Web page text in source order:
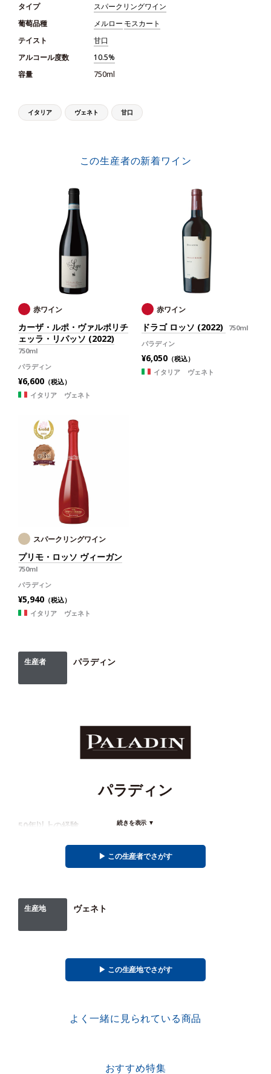
タイプ
スパークリングワイン
葡萄品種
メルロー モスカート
テイスト
甘口
アルコール度数
10.5%
容量
750ml
イタリア ヴェネト 甘口
この生産者の新着ワイン
赤ワイン
カーザ・ルポ・ヴァルポリチ
ェッラ・リパッソ (2022)
750ml
パラディン
¥6,600（税込）
イタリア ヴェネト
赤ワイン
ドラゴ ロッソ (2022)
750ml
パラディン
¥6,050（税込）
イタリア ヴェネト
スパークリングワイン
プリモ・ロッソ ヴィーガン
750ml
パラディン
¥5,940（税込）
イタリア ヴェネト
生産者 パラディン
パラディン
50年以上の経験
パラディン・ワイナリーは1962年にバレンティーノ・パラディンにより設立されまし
た。彼の子どもたち、カルロとロベルトの努力によって、幸せかつ実り多い経験を有
効に活用し、 50年以上の経験と土地との情熱的な関係に支えられたパラディンは、ワ
屋を新設した年です。19世紀初頭のベネチア建築の典型的な様式に従って建てられ、
最新の構造および空調技術を使用し、明るい緑の葡萄畑に囲まれています。 毎日技術
続きを表示 ▼
▶︎ この生産者でさがす
生産地 ヴェネト
▶︎ この生産地でさがす
よく一緒に見られている商品
おすすめ特集